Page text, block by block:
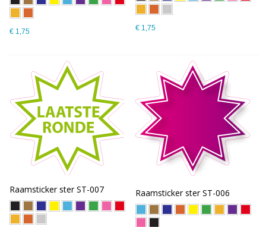
€ 1,75 € 1,75
Raamsticker ster ST-007 Raamsticker ster ST-006